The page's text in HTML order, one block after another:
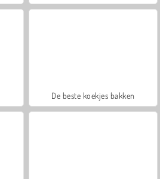
De beste koekjes bakken